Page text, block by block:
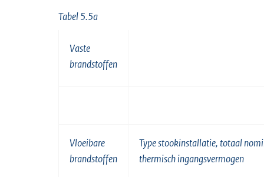
Tabel 5.5a
Vaste
brandstoffen
Vloeibare
brandstoffen
Type stookinstallatie, totaal
thermisch ingangsvermogen